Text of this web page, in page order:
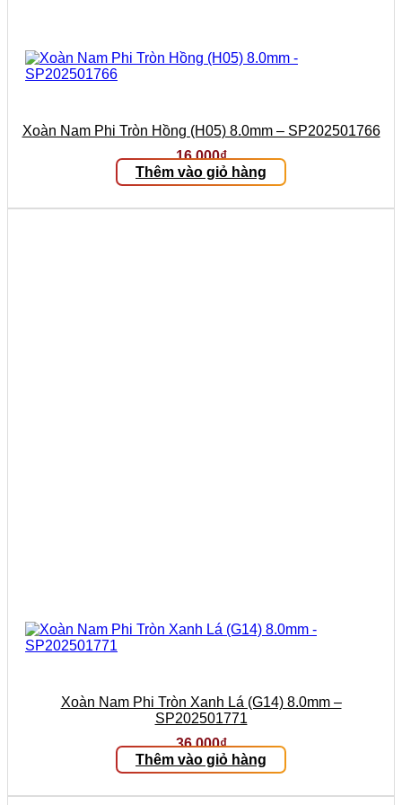
Xoàn Nam Phi Tròn Hồng (H05) 8.0mm – SP202501766
16.000₫
Thêm vào giỏ hàng
Xoàn Nam Phi Tròn Xanh Lá (G14) 8.0mm –
SP202501771
36.000₫
Thêm vào giỏ hàng